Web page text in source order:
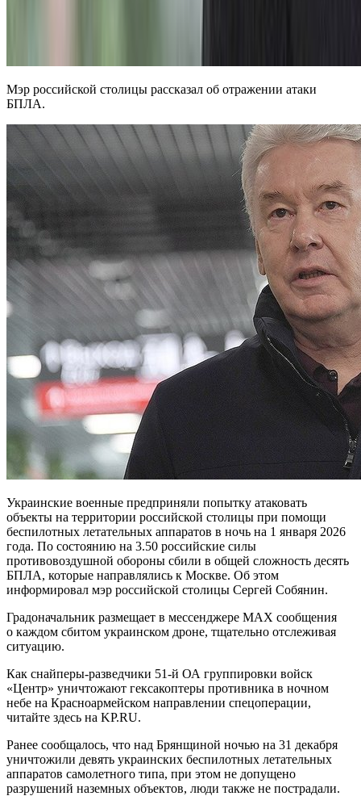
Мэр российской столицы рассказал об отражении атаки
БПЛА.
Украинские военные предприняли попытку атаковать
объекты на территории российской столицы при помощи
беспилотных летательных аппаратов в ночь на 1 января 2026
года. По состоянию на 3.50 российские силы
противовоздушной обороны сбили в общей сложность десять
БПЛА, которые направлялись к Москве. Об этом
информировал мэр российской столицы Сергей Собянин.
Градоначальник размещает в мессенджере МАХ сообщения
о каждом сбитом украинском дроне, тщательно отслеживая
ситуацию.
Как снайперы-разведчики 51-й ОА группировки войск
«Центр» уничтожают гексакоптеры противника в ночном
небе на Красноармейском направлении спецоперации,
читайте здесь на KP.RU.
Ранее сообщалось, что над Брянщиной ночью на 31 декабря
уничтожили девять украинских беспилотных летательных
аппаратов самолетного типа, при этом не допущено
разрушений наземных объектов, люди также не пострадали.